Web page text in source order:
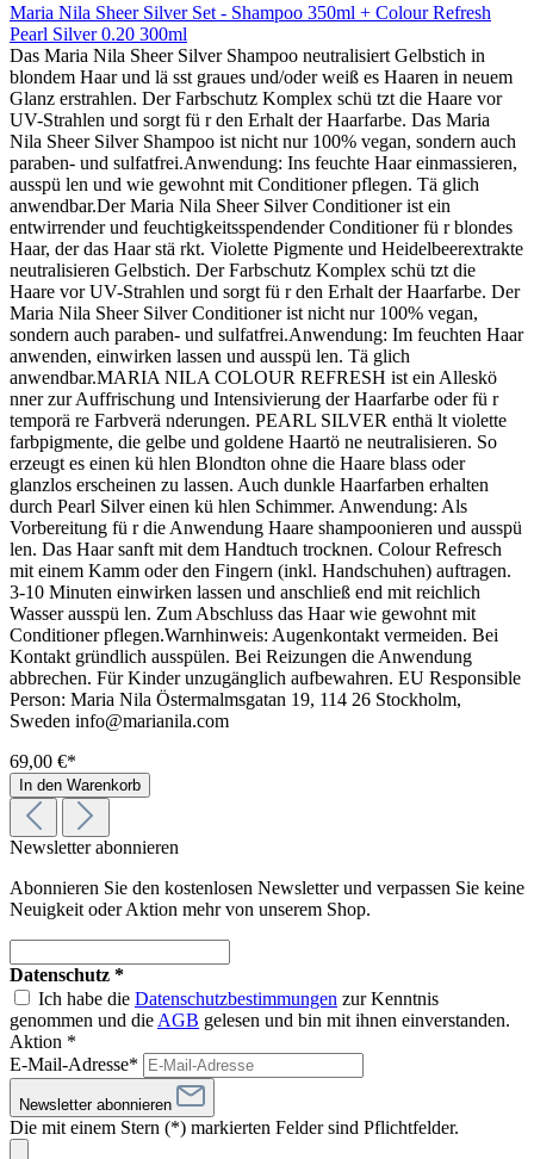
Maria Nila Sheer Silver Set - Shampoo 350ml + Colour Refresh
Pearl Silver 0.20 300ml
Das Maria Nila Sheer Silver Shampoo neutralisiert Gelbstich in
blondem Haar und lä sst graues und/oder weiß es Haaren in neuem
Glanz erstrahlen. Der Farbschutz Komplex schü tzt die Haare vor
UV-Strahlen und sorgt fü r den Erhalt der Haarfarbe. Das Maria
Nila Sheer Silver Shampoo ist nicht nur 100% vegan, sondern auch
paraben- und sulfatfrei.Anwendung: Ins feuchte Haar einmassieren,
ausspü len und wie gewohnt mit Conditioner pflegen. Tä glich
anwendbar.Der Maria Nila Sheer Silver Conditioner ist ein
entwirrender und feuchtigkeitsspendender Conditioner fü r blondes
Haar, der das Haar stä rkt. Violette Pigmente und Heidelbeerextrakte
neutralisieren Gelbstich. Der Farbschutz Komplex schü tzt die
Haare vor UV-Strahlen und sorgt fü r den Erhalt der Haarfarbe. Der
Maria Nila Sheer Silver Conditioner ist nicht nur 100% vegan,
sondern auch paraben- und sulfatfrei.Anwendung: Im feuchten Haar
anwenden, einwirken lassen und ausspü len. Tä glich
anwendbar.MARIA NILA COLOUR REFRESH ist ein Alleskö
nner zur Auffrischung und Intensivierung der Haarfarbe oder fü r
temporä re Farbverä nderungen. PEARL SILVER enthä lt violette
farbpigmente, die gelbe und goldene Haartö ne neutralisieren. So
erzeugt es einen kü hlen Blondton ohne die Haare blass oder
glanzlos erscheinen zu lassen. Auch dunkle Haarfarben erhalten
durch Pearl Silver einen kü hlen Schimmer. Anwendung: Als
Vorbereitung fü r die Anwendung Haare shampoonieren und ausspü
len. Das Haar sanft mit dem Handtuch trocknen. Colour Refresch
mit einem Kamm oder den Fingern (inkl. Handschuhen) auftragen.
3-10 Minuten einwirken lassen und anschließ end mit reichlich
Wasser ausspü len. Zum Abschluss das Haar wie gewohnt mit
Conditioner pflegen.Warnhinweis: Augenkontakt vermeiden. Bei
Kontakt gründlich ausspülen. Bei Reizungen die Anwendung
abbrechen. Für Kinder unzugänglich aufbewahren. EU Responsible
Person: Maria Nila Östermalmsgatan 19, 114 26 Stockholm,
Sweden info@marianila.com
69,00 €*
In den Warenkorb
Newsletter abonnieren
Abonnieren Sie den kostenlosen Newsletter und verpassen Sie keine
Neuigkeit oder Aktion mehr von unserem Shop.
Datenschutz *
Ich habe die Datenschutzbestimmungen zur Kenntnis
genommen und die AGB gelesen und bin mit ihnen einverstanden.
Aktion *
E-Mail-Adresse*
Newsletter abonnieren
Die mit einem Stern (*) markierten Felder sind Pflichtfelder.